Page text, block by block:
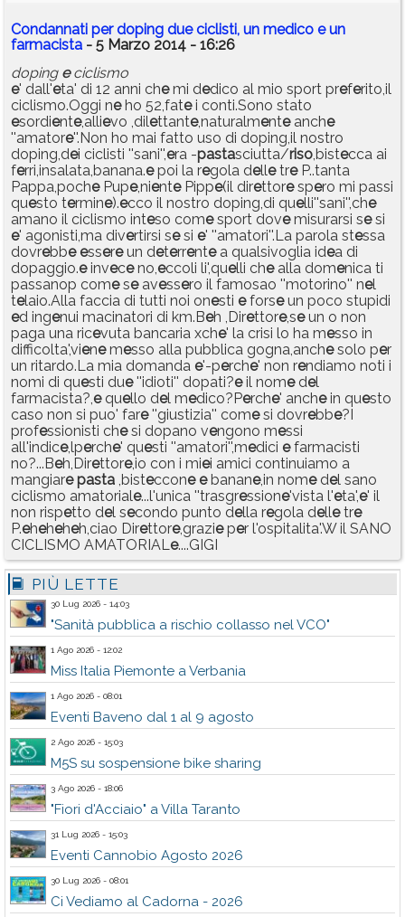
Condannati per doping due ciclisti, un medico e un
farmacista - 5 Marzo 2014 - 16:26
doping eciclismo
e' dall'eta' di 12 anni chemi dedico al mio sport preferito,il
ciclismo.Oggi neho 52,fatei conti.Sono stato
esordiente,allievo ,dilettante,naturalmenteanche
''amatore''.Non ho mai fatto uso di doping,il nostro
doping,dei ciclisti ''sani'',era -pastasciutta/riso,bistecca ai
ferri,insalata,banana.epoi la regola delletreP..tanta
Pappa,pochePupe,nientePippe(il direttorespero mi passi
questo termine).ecco il nostro doping,di quelli''sani'',che
amano il ciclismo inteso comesport dovemisurarsi sesi
e' agonisti,ma divertirsi sesi e' ''amatori''.La parola stessa
dovrebbe essereun deterrentea qualsivoglia idea di
dopaggio.einveceno,eccoli li',quelli chealla domenica ti
passanop comeseavessero il famosao ''motorino'' nel
telaio.Alla faccia di tutti noi onesti eforseun poco stupidi
ed ingenui macinatori di km.Beh ,Direttore,seun o non
paga una ricevuta bancaria xche' la crisi lo ha messo in
difficolta',vienemesso alla pubblica gogna,anchesolo per
un ritardo.La mia domanda e'-perche' non rendiamo noti i
nomi di questi due''idioti'' dopati?eil nomedel
farmacista?,equello del medico?Perche' anchein questo
caso non si puo' fare''giustizia'' comesi dovrebbe?I
professionisti chesi dopano vengono messi
all'indice,lperche' questi ''amatori'',medici efarmacisti
no?...Beh,Direttore,io con i miei amici continuiamo a
mangiare pasta ,bisteccone ebanane,in nomedel sano
ciclismo amatoriale...l'unica ''trasgressione'vista l'eta',e' il
non rispetto del secondo punto della regola delletre
P.eheheheh,ciao Direttore,grazieper l'ospitalita'.W il SANO
CICLISMO AMATORIALe....GIGI
PIÙ LETTE
30 Lug 2026 - 14:03
"Sanità pubblica a rischio collasso nel VCO"
1 Ago 2026 - 12:02
Miss Italia Piemonte a Verbania
1 Ago 2026 - 08:01
Eventi Baveno dal 1 al 9 agosto
2 Ago 2026 - 15:03
M5S su sospensione bike sharing
3 Ago 2026 - 18:06
"Fiori d'Acciaio" a Villa Taranto
31 Lug 2026 - 15:03
Eventi Cannobio Agosto 2026
30 Lug 2026 - 08:01
Ci Vediamo al Cadorna - 2026